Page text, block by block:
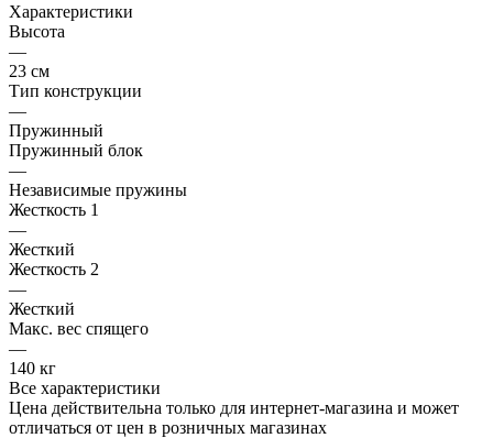
Характеристики
Высота
—
23 см
Тип конструкции
—
Пружинный
Пружинный блок
—
Независимые пружины
Жесткость 1
—
Жесткий
Жесткость 2
—
Жесткий
Макс. вес спящего
—
140 кг
Все характеристики
Цена действительна только для интернет-магазина и может
отличаться от цен в розничных магазинах